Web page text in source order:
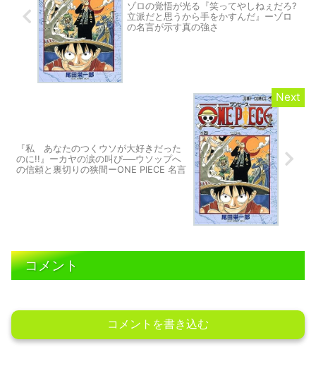
ゾロの覚悟が光る『笑ってやしねぇだろ?
立派だと思うから手をかすんだ』ーゾロ
の名言が示す真の強さ
『私 あなたのつくウソが大好きだった
のに!!』ーカヤの涙の叫び──ウソップへ
の信頼と裏切りの狭間ーONE PIECE 名言
コメント
コメントを書き込む